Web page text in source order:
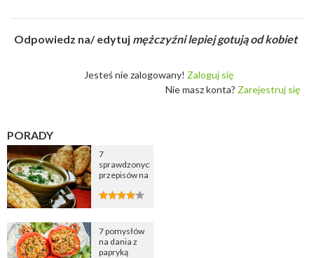
Odpowiedz na/ edytuj mężczyźni lepiej gotują od kobiet
Jesteś nie zalogowany! Zaloguj się
Nie masz konta? Zarejestruj się
PORADY
7
sprawdzonych
przepisów na
cebulową
7 pomysłów
na dania z
papryką